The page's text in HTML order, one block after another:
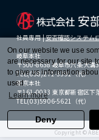
社員専用 |安否確認システム
岐阜本社
〒500-8638 岐阜市六条大溝
TEL(058)271-3391（代）
東京本社
〒161-0033 東京都新宿区
TEL(03)5906-5621（代）
Copyright © ABE
On our website we use
are necessary for our site
to give us information
used.
Learn more
Deny